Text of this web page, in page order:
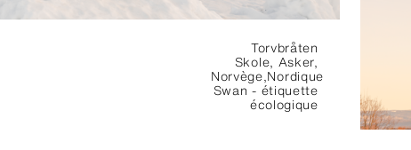
Torvbråten
Skole, Asker,
Norvège,Nordique
Swan - étiquette
écologique